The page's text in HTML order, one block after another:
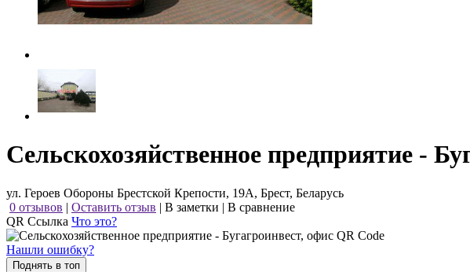
Сельскохозяйственное предприятие -
ул. Героев Обороны Брестской Крепости, 19А, Брест, Беларусь
0 отзывов | Оставить отзыв | В заметки | В сравнение
QR Ссылка Что это?
Нашли ошибку?
Поднять в топ